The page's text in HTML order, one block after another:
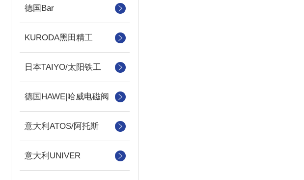
德国Bar
KURODA黑田精工
日本TAIYO/太阳铁工
德国HAWE|哈威电磁阀
意大利ATOS/阿托斯
意大利UNIVER